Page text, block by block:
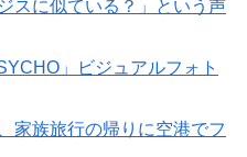
」ビジュアルフォト
家族旅行の帰りに空港でフ